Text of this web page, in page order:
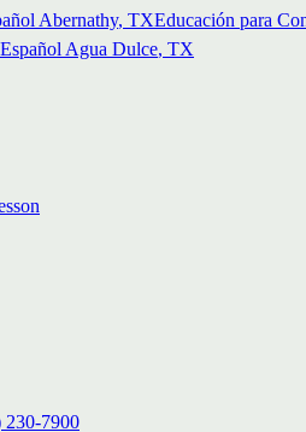
Abernathy, TXEducación para
Agua Dulce, TX
230-7900